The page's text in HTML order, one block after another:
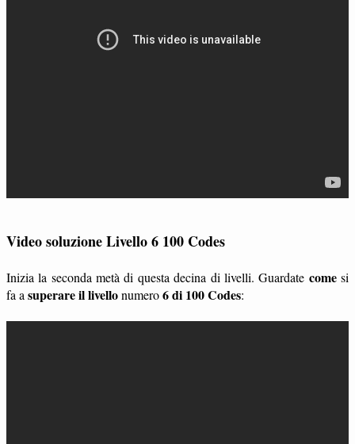
Video soluzione Livello 6 100 Codes
Inizia la seconda metà di questa decina di livelli. Guardate comesi
fa a superare il livellonumero6 di 100 Codes: